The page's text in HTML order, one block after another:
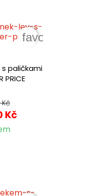
paličkami
PRICE
Kč
favorite_border